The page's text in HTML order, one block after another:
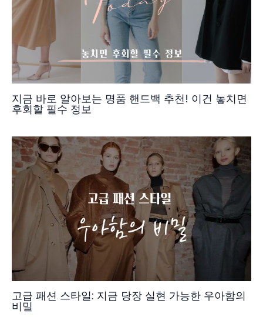
지금 바로 알아보는 명품 핸드백 추천! 이건 놓치면
후회할 필수 정보
고급 패션 스타일: 지금 당장 실현 가능한 우아함의
비밀